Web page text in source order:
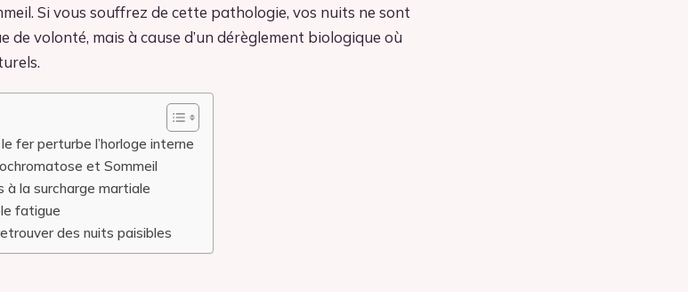
Si vous souffrez de cette pathologie, vos nuits ne sont
volonté, mais à cause d’un dérèglement biologique où
fer perturbe l’horloge interne
et Sommeil
à la surcharge martiale
fatigue
des nuits paisibles